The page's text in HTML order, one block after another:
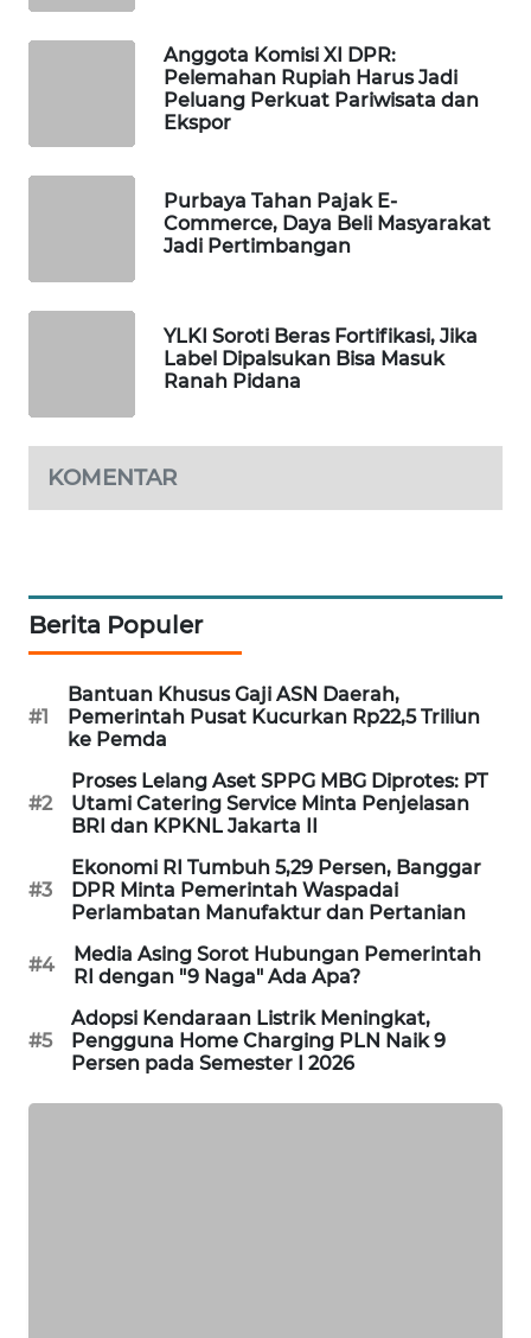
Anggota Komisi XI DPR:
Pelemahan Rupiah Harus Jadi
Peluang Perkuat Pariwisata dan
Ekspor
Purbaya Tahan Pajak E-
Commerce, Daya Beli Masyarakat
Jadi Pertimbangan
YLKI Soroti Beras Fortifikasi, Jika
Label Dipalsukan Bisa Masuk
Ranah Pidana
KOMENTAR
Berita Populer
#1
Bantuan Khusus Gaji ASN Daerah,
Pemerintah Pusat Kucurkan Rp22,5 Triliun
ke Pemda
#2
Proses Lelang Aset SPPG MBG Diprotes: PT
Utami Catering Service Minta Penjelasan
BRI dan KPKNL Jakarta II
#3
Ekonomi RI Tumbuh 5,29 Persen, Banggar
DPR Minta Pemerintah Waspadai
Perlambatan Manufaktur dan Pertanian
#4
Media Asing Sorot Hubungan Pemerintah
RI dengan "9 Naga" Ada Apa?
#5
Adopsi Kendaraan Listrik Meningkat,
Pengguna Home Charging PLN Naik 9
Persen pada Semester I 2026
MKLI
LKKI
ALPERKLINAS
FORJASIDA
NEWS
NEWS
SIDIKALANG
NEWS
SIBARAGAS
NEWS
METRO
SIANTAR
NEWS
METRO
MEDAN